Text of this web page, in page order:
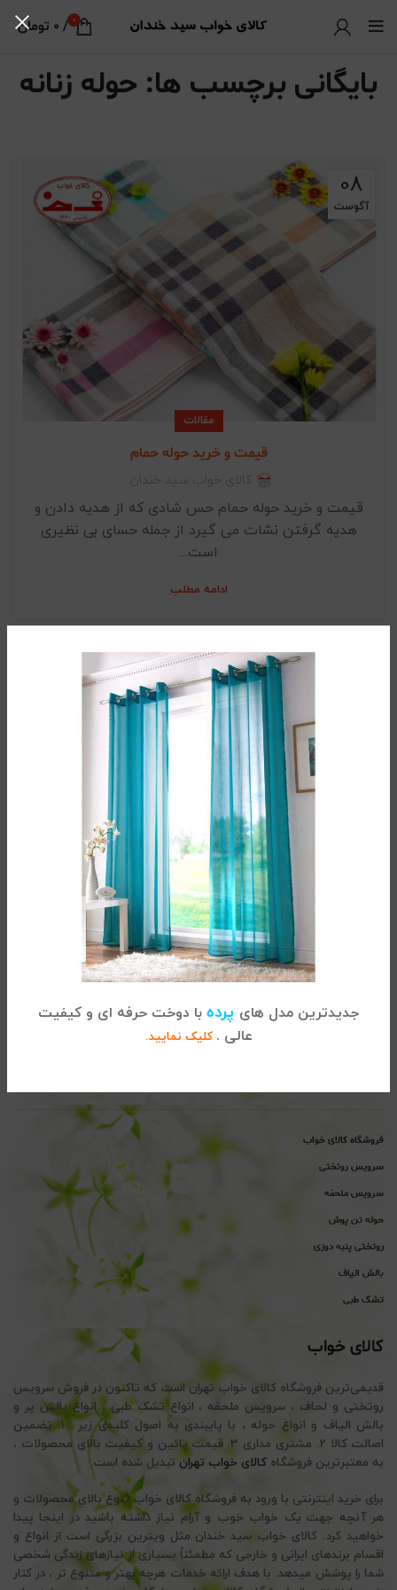
جدیدترین مدل های پرده با دوخت حرفه ای و کیفیت
عالی . کلیک نمایید.
0
/
0 تومان
بایگانی برچسب ها: حوله زنانه
08
آگوست
مقالات
قیمت و خرید حوله حمام
قیمت و خرید حوله حمام حس شادی که از هدیه دادن و
هدیه گرفتن نشات می گیرد از جمله حسای بی نظیری
است...
ادامه مطلب
تماس با کالای خواب
خواجه عبداله انصاری ، پلاک 915
02122864681
فروشگاه کالای خواب
سرویس روتختی
سرویس ملحفه
حوله تن پوش
روتختی پنبه دوزی
بالش الیاف
تشک طبی
کالای خواب
قدیمی‌ترین فروشگاه کالای خواب تهران است که تاکنون در فروش سرویس
روتختی و لحاف ، سرویس ملحفه ، انواع تشک طبی ، انواع بالش پر و
بالش الیاف و انواع حوله ، با پایبندی به اصول کلیدی زیر : 1. تضمین
اصالت کالا 2. مشتری مداری 3. قیمت پائین و کیفیت بالای محصولات ،
به معتبرترین فروشگاه کالای خواب تهران تبدیل شده است.
برای خرید اینترنتی با ورود به فروشگاه کالای خواب تنوع بالای محصولات و
هر آنچه جهت یک خواب خوب و آرام نیاز داشته باشید در اینجا پیدا
خواهید کرد. کالای خواب سید خندان مثل ویترین بزرگی است از انواع و
اقسام برندهای ایرانی و خارجی که مطمئناً بسیاری از نیازهای زندگی شخصی
شما را پوشش میدهد. با هدف ارائه خدمات هرچه بهتر و متنوع تر ، در کنار